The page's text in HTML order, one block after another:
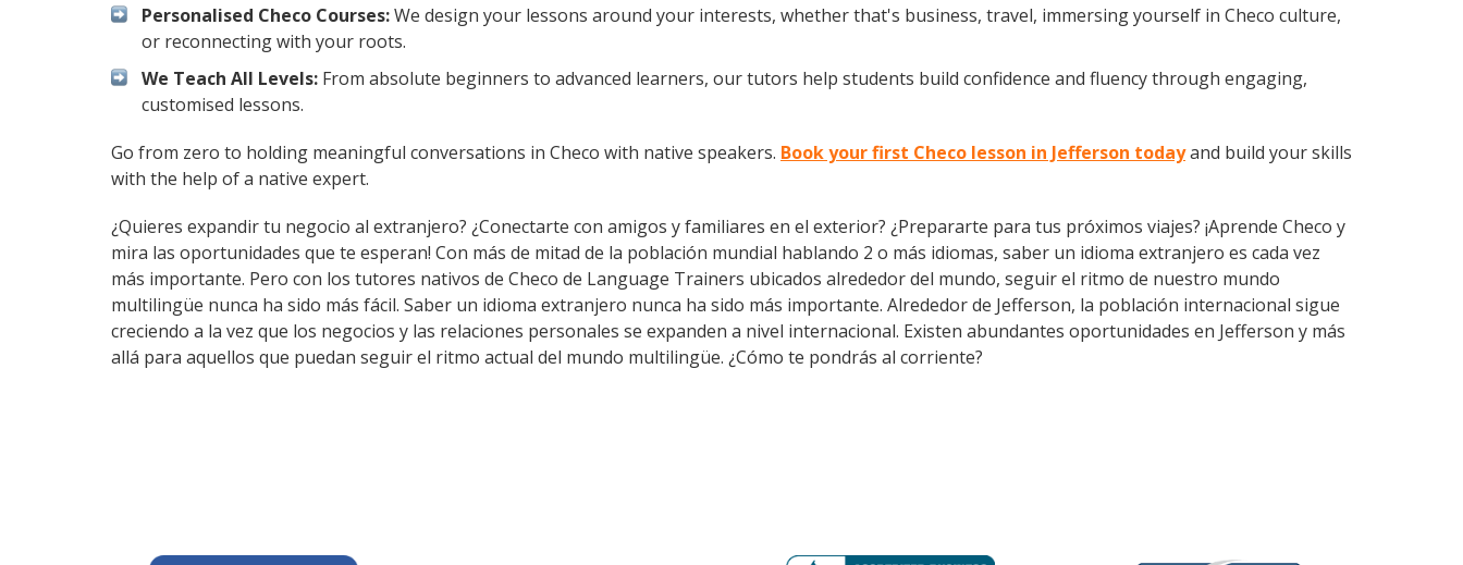
Personalised Checo Courses:We design your lessons around your interests, whether that's business, travel, immersing yourself in Checo culture,
or reconnecting with your roots.
We Teach All Levels: From absolute beginners to advanced learners, our tutors help students build confidence and fluency through engaging,
customised lessons.
Go from zero to holding meaningful conversations in Checo with native speakers. Book your first Checo lesson in Jefferson todayand build your skills
with the help of a native expert.
¿Quieres expandir tu negocio al extranjero? ¿Conectarte con amigos y familiares en el exterior? ¿Prepararte para tus próximos viajes? ¡Aprende Checo y
mira las oportunidades que te esperan! Con más de mitad de la población mundial hablando 2 o más idiomas, saber un idioma extranjero es cada vez
más importante. Pero con los tutores nativos de Checo de Language Trainers ubicados alrededor del mundo, seguir el ritmo de nuestro mundo
multilingüe nunca ha sido más fácil. Saber un idioma extranjero nunca ha sido más importante. Alrededor de Jefferson, la población internacional sigue
creciendo a la vez que los negocios y las relaciones personales se expanden a nivel internacional. Existen abundantes oportunidades en Jefferson y más
allá para aquellos que puedan seguir el ritmo actual del mundo multilingüe. ¿Cómo te pondrás al corriente?